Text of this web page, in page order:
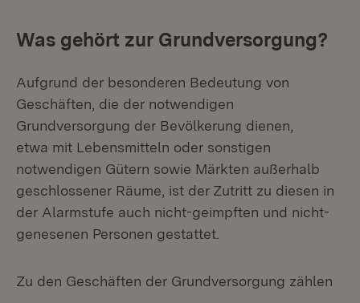
Was gehört zur Grundversorgung?
Aufgrund der besonderen Bedeutung von
Geschäften, die der notwendigen
Grundversorgung der Bevölkerung dienen,
etwa mit Lebensmitteln oder sonstigen
notwendigen Gütern sowie Märkten außerhalb
geschlossener Räume, ist der Zutritt zu diesen in
der Alarmstufe auch nicht-geimpften und nicht-
genesenen Personen gestattet.
Zu den Geschäften der Grundversorgung zählen